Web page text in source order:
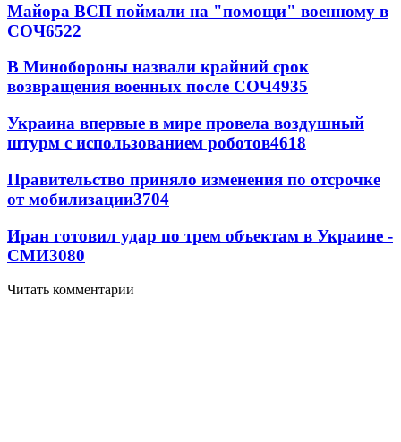
Майора ВСП поймали на "помощи" военному в
СОЧ6522
В Минобороны назвали крайний срок
возвращения военных после СОЧ4935
Украина впервые в мире провела воздушный
штурм с использованием роботов4618
Правительство приняло изменения по отсрочке
от мобилизации3704
Иран готовил удар по трем объектам в Украине -
СМИ3080
Читать комментарии